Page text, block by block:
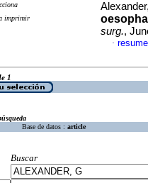
imprimir
surg.,
·
1
Base de datos : article
Buscar